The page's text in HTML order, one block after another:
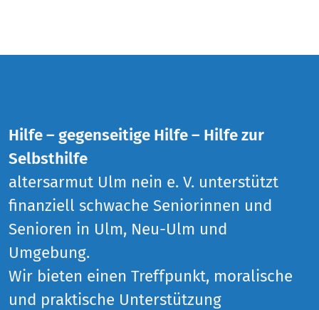
Hilfe – gegenseitige Hilfe – Hilfe zur
Selbsthilfe
altersarmut Ulm nein e. V. unterstützt
finanziell schwache Seniorinnen und
Senioren in Ulm, Neu-Ulm und
Umgebung.
Wir bieten einen Treffpunkt, moralische
und praktische Unterstützung